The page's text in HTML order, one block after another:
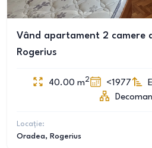
Vând apartament 2 camere
Rogerius
40.00 m2 <1977
Locație:
Oradea, Rogerius